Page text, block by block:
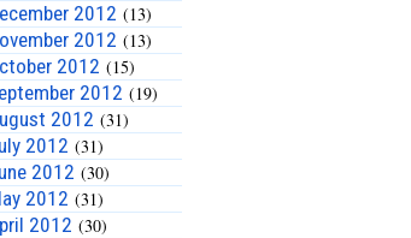
2012 (13)
2012 (13)
2012 (15)
2012 (19)
2012 (31)
2012 (31)
2012 (30)
2012 (31)
2012 (30)